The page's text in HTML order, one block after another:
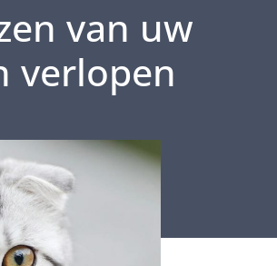
van uw
verlopen